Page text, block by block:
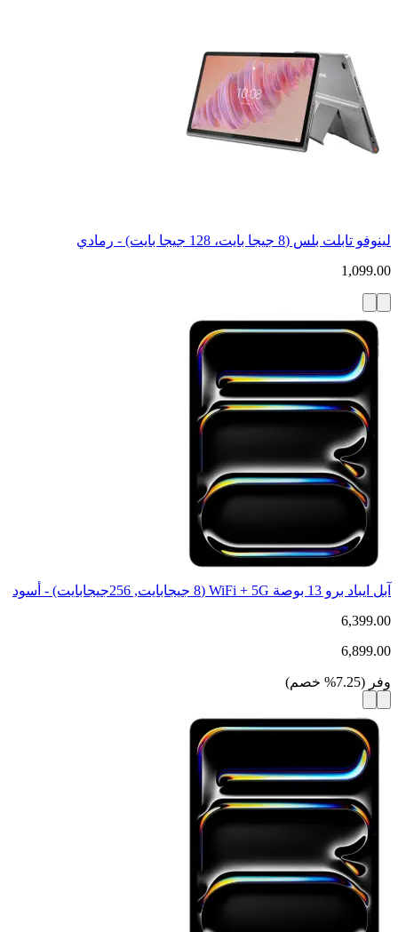
لينوفو تابلت بلس (8 جيجا بايت، 128 جيجا بايت) - رمادي
1,099.00
آبل ايباد برو 13 بوصة WiFi + 5G (8 جيجابايت, 256جيجابايت) - أسود
6,399.00
6,899.00
وفر (
7.25
% خصم)